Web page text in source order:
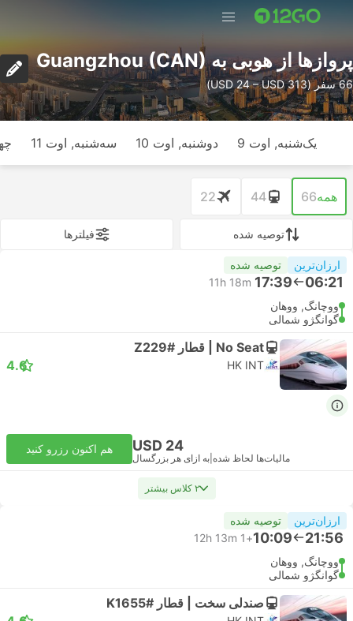
پرواز‌ها از هوبی به Guangzhou (CAN)
66 سفر (USD 24 – USD 313)
یک‌شنبه, اوت 9 دوشنبه, اوت 10 سه‌شنبه, اوت 11
همه66
44
22
توصیه شده فیلتر‌ها
ارزان‌ترین توصیه شده
06:21
17:39
11h 18m
ووچانگ, ووهان
گوانگژو شمالی
No Seat | قطار #Z229
HK INT
4.6
USD 24
مالیات‌ها لحاظ شده به ازای هر بزرگسال
هم اکنون رزرو کنید
۲ کلاس بیشتر
ارزان‌ترین توصیه شده
21:56
10:09
+1
12h 13m
ووچانگ, ووهان
گوانگژو شمالی
صندلی سخت | قطار #K1655